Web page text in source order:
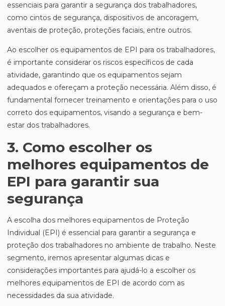
essenciais para garantir a segurança dos trabalhadores,
como cintos de segurança, dispositivos de ancoragem,
aventais de proteção, proteções faciais, entre outros.
Ao escolher os equipamentos de EPI para os trabalhadores,
é importante considerar os riscos específicos de cada
atividade, garantindo que os equipamentos sejam
adequados e ofereçam a proteção necessária. Além disso, é
fundamental fornecer treinamento e orientações para o uso
correto dos equipamentos, visando a segurança e bem-
estar dos trabalhadores.
3. Como escolher os
melhores equipamentos de
EPI para garantir sua
segurança
A escolha dos melhores equipamentos de Proteção
Individual (EPI) é essencial para garantir a segurança e
proteção dos trabalhadores no ambiente de trabalho. Neste
segmento, iremos apresentar algumas dicas e
considerações importantes para ajudá-lo a escolher os
melhores equipamentos de EPI de acordo com as
necessidades da sua atividade.